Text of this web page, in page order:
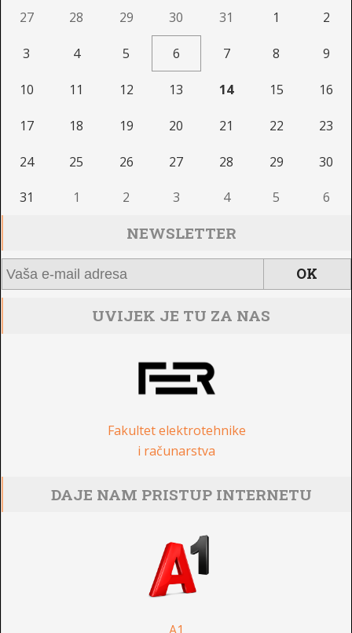
27 28 29 30 31 1 2
3 4 5 6 7 8 9
10 11 12 13 14 15 16
17 18 19 20 21 22 23
24 25 26 27 28 29 30
31 1 2 3 4 5 6
NEWSLETTER
UVIJEK JE TU ZA NAS
Fakultet elektrotehnike
i računarstva
DAJE NAM PRISTUP INTERNETU